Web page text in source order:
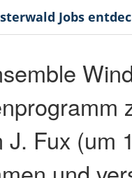
Jobs
J. Fux (um